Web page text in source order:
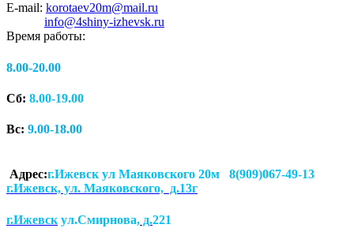
E-mail: korotaev20m@mail.ru
info@4shiny-izhevsk.ru
Время работы:
8.00-20.00
Сб: 8.00-19.00
Вс: 9.00-18.00
Адрес:г.Ижевск ул Маяковского 20м 8(909)067-49-13
г.Ижевск, ул. Маяковского, д.13г
г.Ижевск ул.Смирнова, д.221